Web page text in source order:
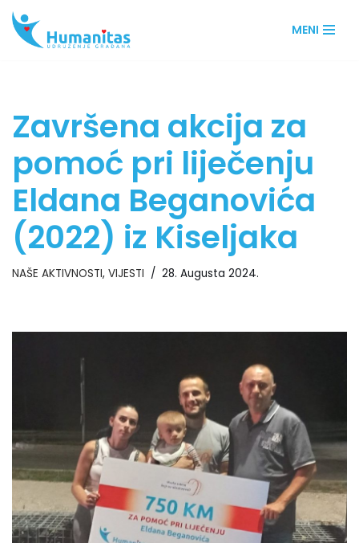
Skip
MENI
Završena akcija za
pomoć pri liječenju
Eldana Beganovića
(2022) iz Kiseljaka
NAŠE AKTIVNOSTI, VIJESTI 28. Augusta 2024.